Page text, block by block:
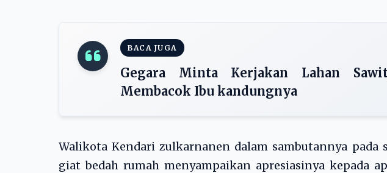
BACA JUGA
Gegara Minta Kerjakan Lahan
Membacok Ibu kandungnya
Walikota Kendari zulkarnanen dalam sambutannya pada
giat bedah rumah menyampaikan apresiasinya kepada